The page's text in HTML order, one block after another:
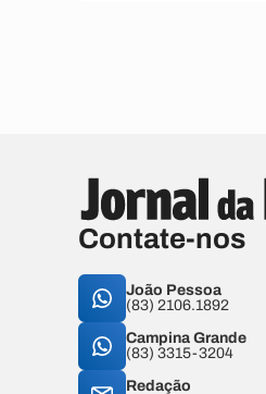
Contate-nos
João Pessoa
(83) 2106.1892
Campina Grande
(83) 3315-3204
Redação